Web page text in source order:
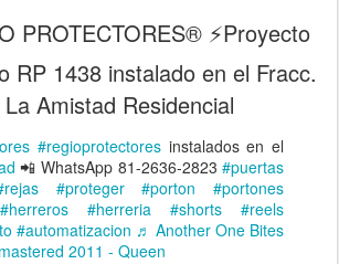
PROTECTORES® ⚡Proyecto
RP 1438 instalado en el Fracc.
La Amistad Residencial
#regioprotectoresinstalados en el
📲 WhatsApp 81-2636-2823 #puertas
#proteger #porton
#portones
#herreros #herreria #shorts
#reels
#automatizacion ♬ Another One Bites
2011 - Queen